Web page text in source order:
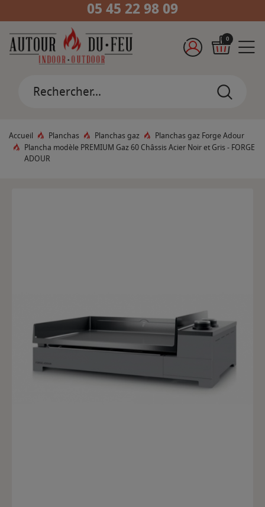
05 45 22 98 09
0
Accueil Planchas Planchas gaz
Planchas gaz Forge Adour
Plancha modèle PREMIUM Gaz 60 Châssis Acier Noir et Gris - FORGE
ADOUR